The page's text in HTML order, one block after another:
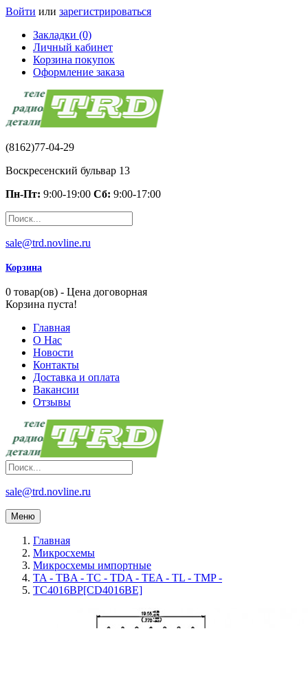
Войти или зарегистрироваться
Закладки (0)
Личный кабинет
Корзина покупок
Оформление заказа
(8162)77-04-29
Воскресенский бульвар 13
Пн-Пт: 9:00-19:00 Сб: 9:00-17:00
sale@trd.novline.ru
Корзина
0 товар(ов) - Цена договорная
Корзина пуста!
Главная
О Нас
Новости
Контакты
Доставка и оплата
Вакансии
Отзывы
sale@trd.novline.ru
Меню
Главная
Микросхемы
Микросхемы импортные
TA - TBA - TC - TDA - TEA - TL - TMP -
TC4016BP[CD4016BE]